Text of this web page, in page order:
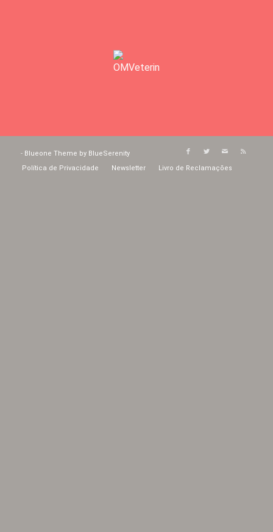
- Blueone Theme by BlueSerenity
Política de Privacidade
Newsletter Livro de Reclamações